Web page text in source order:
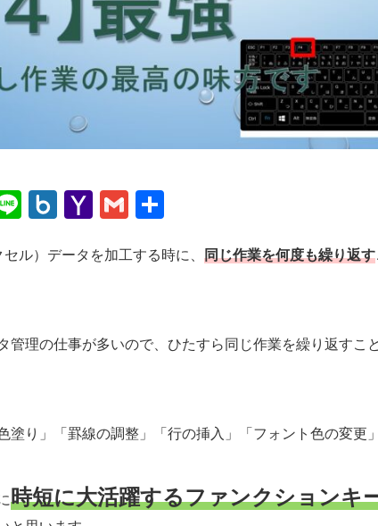
Li
e
B
x.
Y
h
M
G
ai
ル）データを加工する時に、 同じ作業を何度も繰り返す
管理の仕事が多いので、ひたすら同じ作業を繰り返すこ
塗り」「罫線の調整」「行の挿入」「フォント色の変更
時短に大活躍するファンクションキ